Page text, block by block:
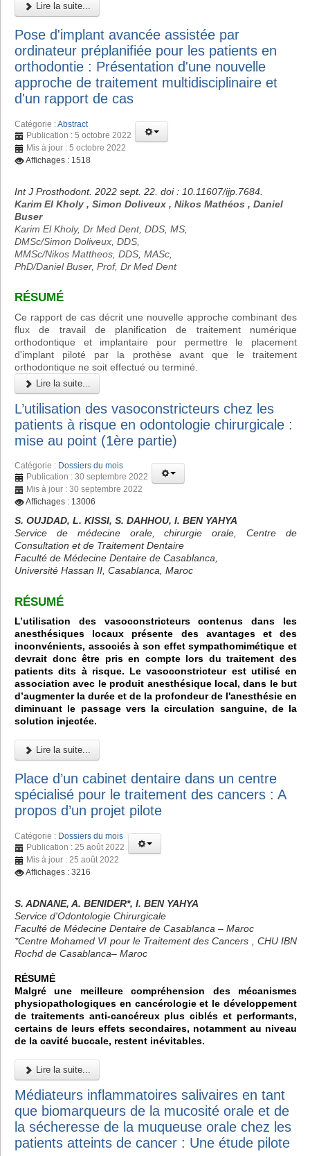
Lire la suite...
Pose d'implant avancée assistée par
ordinateur préplanifiée pour les patients en
orthodontie : Présentation d'une nouvelle
approche de traitement multidisciplinaire et
d'un rapport de cas
Catégorie :Abstract
Publication : 5 octobre 2022
Mis à jour : 5 octobre 2022
Affichages : 1518
Int J Prosthodont. 2022 sept. 22. doi : 10.11607/ijp.7684.
Karim El Kholy , Simon Doliveux , Nikos Mathéos , Daniel
Buser
Karim El Kholy, Dr Med Dent, DDS, MS,
DMSc/Simon Doliveux, DDS,
MMSc/Nikos Mattheos, DDS, MASc,
PhD/Daniel Buser, Prof, Dr Med Dent
RÉSUMÉ
Ce rapport de cas décrit une nouvelle approche combinant des
flux de travail de planification de traitement numérique
orthodontique et implantaire pour permettre le placement
d'implant piloté par la prothèse avant que le traitement
orthodontique ne soit effectué ou terminé.
Lire la suite...
L’utilisation des vasoconstricteurs chez les
patients à risque en odontologie chirurgicale :
mise au point (1ère partie)
Catégorie : Dossiers du mois
Publication : 30 septembre 2022
Mis à jour : 30 septembre 2022
Affichages : 13006
S. OUJDAD, L. KISSI, S. DAHHOU, I. BEN YAHYA
Service de médecine orale, chirurgie orale, Centre de
Consultation et de Traitement Dentaire
Faculté de Médecine Dentaire de Casablanca,
Université Hassan II, Casablanca, Maroc
RÉSUMÉ
L’utilisation des vasoconstricteurs contenus dans les
anesthésiques locaux présente des avantages et des
inconvénients, associés à son effet sympathomimétique et
devrait donc être pris en compte lors du traitement des
patients dits à risque. Le vasoconstricteur est utilisé en
association avec le produit anesthésique local, dans le but
d’augmenter la durée et de la profondeur de l'anesthésie en
diminuant le passage vers la circulation sanguine, de la
solution injectée.
Lire la suite...
Place d’un cabinet dentaire dans un centre
spécialisé pour le traitement des cancers : A
propos d’un projet pilote
Catégorie : Dossiers du mois
Publication : 25 août 2022
Mis à jour : 25 août 2022
Affichages : 3216
S. ADNANE, A. BENIDER*, I. BEN YAHYA
Service d'Odontologie Chirurgicale
Faculté de Médecine Dentaire de Casablanca – Maroc
*Centre Mohamed VI pour le Traitement des Cancers , CHU IBN
Rochd de Casablanca– Maroc
RÉSUMÉ
Malgré une meilleure compréhension des mécanismes
physiopathologiques en cancérologie et le développement
de traitements anti-cancéreux plus ciblés et performants,
certains de leurs effets secondaires, notamment au niveau
de la cavité buccale, restent inévitables.
Lire la suite...
Médiateurs inflammatoires salivaires en tant
que biomarqueurs de la mucosité orale et de
la sécheresse de la muqueuse orale chez les
patients atteints de cancer : Une étude pilote